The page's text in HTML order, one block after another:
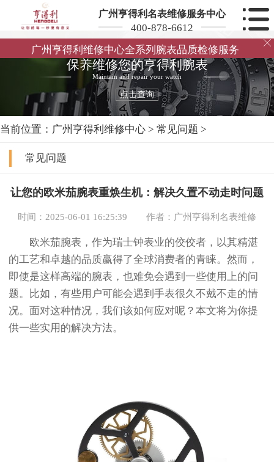
广州亨得利名表维修服务中心
400-878-6612
广州亨得利维修中心全系列腕表品质检修服务

保养维修您的亨得利腕表
Maintain and repair your watch
点击查询
当前位置： 广州亨得利维修中心 > 常见问题 >
常见问题
让您的欧米茄腕表重焕生机：解决久置不动走时问题
时间：2025-06-01 16:25:39 作者：广州亨得利名表维修
欧米茄腕表，作为瑞士钟表业的佼佼者，以其精湛
的工艺和卓越的品质赢得了全球消费者的青睐。然而，
即使是这样高端的腕表，也难免会遇到一些使用上的问
题。比如，有些用户可能会遇到手表很久不戴不走的情
况。面对这种情况，我们该如何应对呢？本文将为你提
供一些实用的解决方法。